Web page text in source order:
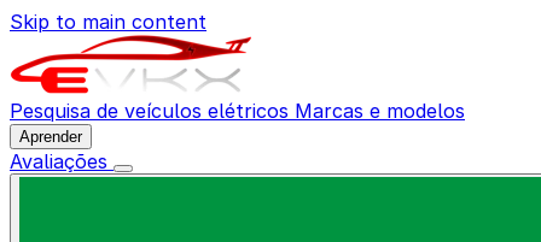
Skip to main content
Pesquisa de veículos elétricos Marcas e modelos
Aprender
Avaliações